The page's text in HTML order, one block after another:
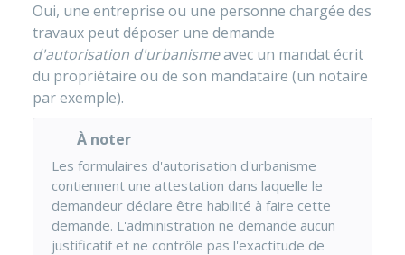
Oui, une entreprise ou une personne chargée des
travaux peut déposer une demande
d'autorisation d'urbanismeavec un mandat écrit
du propriétaire ou de son mandataire (un notaire
par exemple).
À noter
Les formulaires d'autorisation d'urbanisme
contiennent une attestation dans laquelle le
demandeur déclare être habilité à faire cette
demande. L'administration ne demande aucun
justificatif et ne contrôle pas l'exactitude de